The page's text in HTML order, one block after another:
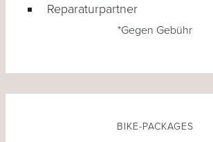
Reparaturpartner
*Gegen Gebühr
BIKE-PACKAGES